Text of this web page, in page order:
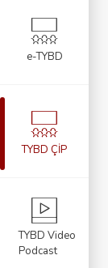
e-TYBD
TYBD ÇİP
TYBD Video
Podcast